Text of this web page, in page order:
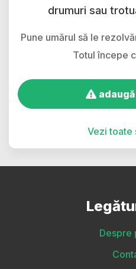
drumuri sau
Pune umărul să le
Totul începe
Vezi toate
Despre